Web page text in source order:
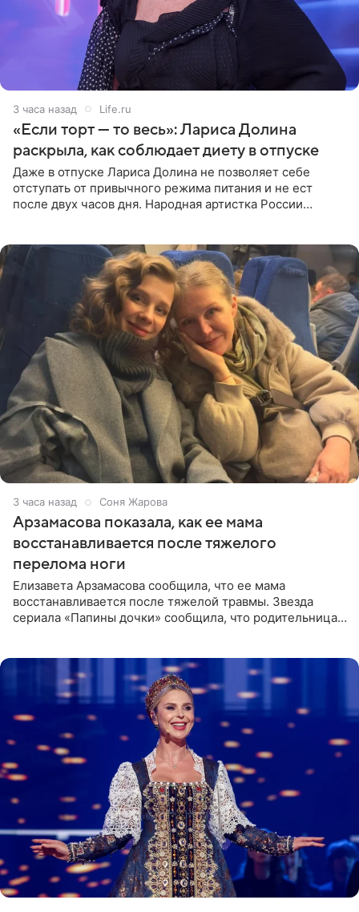
3 часа назад Life.ru
«Если торт — то весь»: Лариса Долина
раскрыла, как соблюдает диету в отпуске
Даже в отпуске Лариса Долина не позволяет себе
отступать от привычного режима питания и не ест
после двух часов дня. Народная артистка России
3 часа назад Соня Жарова
Арзамасова показала, как ее мама
восстанавливается после тяжелого
перелома ноги
Елизавета Арзамасова сообщила, что ее мама
восстанавливается после тяжелой травмы. Звезда
сериала «Папины дочки» сообщила, что родительница